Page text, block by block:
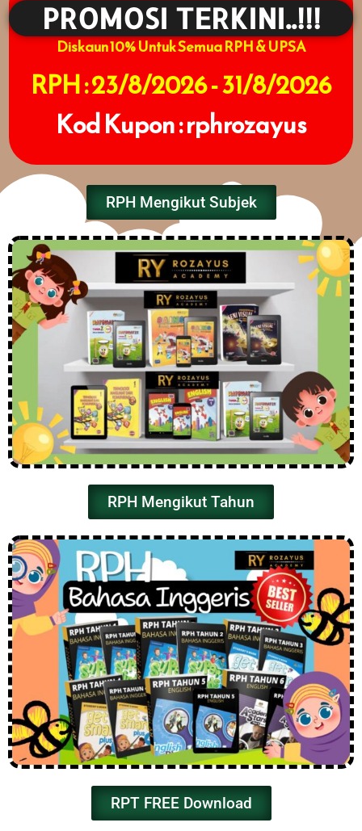
PROMOSI TERKINI..!!!
Diskaun 10% Untuk Semua RPH & UPSA
RPH : 23/8/2026 - 31/8/2026
Kod Kupon : rphrozayus
RPH Mengikut Subjek
RPH Mengikut Tahun
RPT FREE Download